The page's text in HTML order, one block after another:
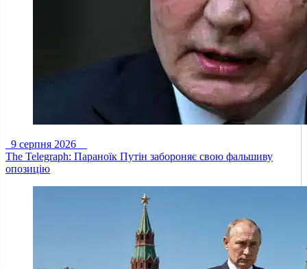
9 серпня 2026
The Telegraph: Параноїк Путін забороняє свою фальшиву
опозицію